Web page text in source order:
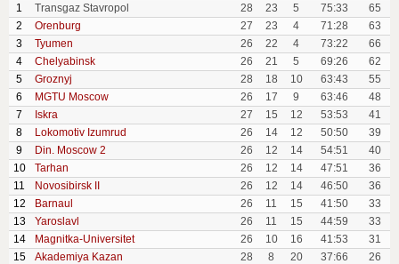
1
Transgaz Stavropol 28 23 5 75:33
65
2
Orenburg 27 23 4 71:28
63
3
Tyumen 26 22 4 73:22
66
4
Chelyabinsk 26 21 5 69:26
62
5
Groznyj 28 18 10 63:43
55
6
MGTU Moscow 26 17 9 63:46
48
7
Iskra 27 15 12 53:53
41
8
Lokomotiv Izumrud 26 14 12 50:50
39
9
Din. Moscow 2 26 12 14 54:51
40
10
Tarhan 26 12 14 47:51
36
11
Novosibirsk II 26 12 14 46:50
36
12
Barnaul 26 11 15 41:50
33
13
Yaroslavl 26 11 15 44:59
33
14
Magnitka-Universitet 26 10 16 41:53
31
15
Akademiya Kazan 28 8 20 37:66
26